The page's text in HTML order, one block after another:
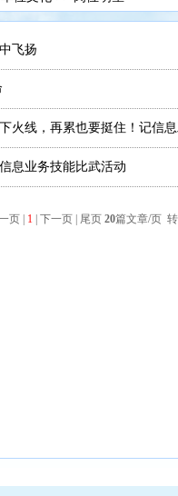
飞扬
火线，再累也要挺住！记信
息业务技能比武活动
页 | 1 | 下一页 | 尾页 20篇文章/页